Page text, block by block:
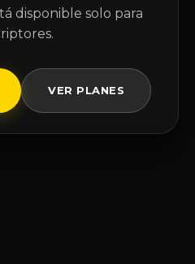
disponible solo para
VER PLANES